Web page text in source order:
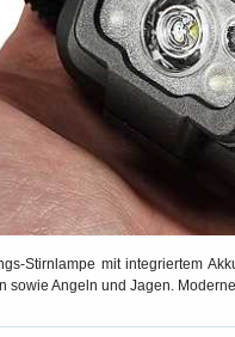
Stirnlampe mit integriertem
sowie Angeln und Jagen.